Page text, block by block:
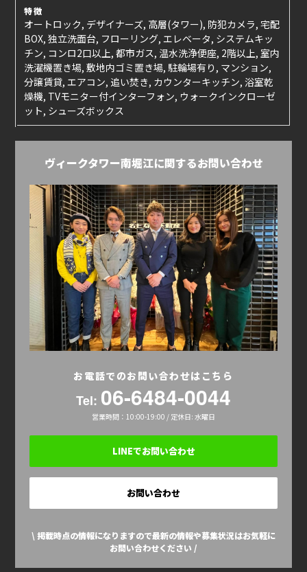
特徴
オートロック, デザイナーズ, 高層(タワー), 防犯カメラ, 宅配
BOX, 独立洗面台, フローリング, エレベータ, システムキッ
チン, コンロ2口以上, 都市ガス, 温水洗浄便座, 2階以上, 室内
洗濯機置き場, 敷地内ゴミ置き場, 駐輪場有り, マンション,
分譲賃貸, エアコン, 追い焚き, カウンターキッチン, 浴室乾
燥機, TVモニター付インターフォン, ウォークインクローゼ
ット, シューズボックス
ヴィークタワー南堀江に関するお問い合わせ
お電話でのお問い合わせはこちら
Tel: 06-6484-0044
営業時間：10:00-19:00 / 定休日: 水曜日
LINEでお問い合わせ
お問い合わせ
\ 掲載時点の情報になりますので最新の情報や募集状況はお気軽に
お問い合わせください /